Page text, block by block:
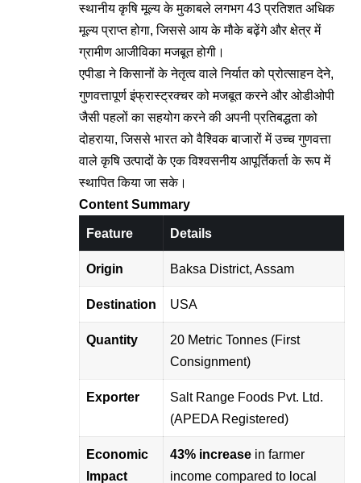
स्थानीय कृषि मूल्य के मुकाबले लगभग 43 प्रतिशत अधिक
मूल्य प्राप्त होगा, जिससे आय के मौके बढ़ेंगे और क्षेत्र में
ग्रामीण आजीविका मजबूत होगी।
एपीडा ने किसानों के नेतृत्व वाले निर्यात को प्रोत्साहन देने,
गुणवत्तापूर्ण इंफ्रास्ट्रक्चर को मजबूत करने और ओडीओपी
जैसी पहलों का सहयोग करने की अपनी प्रतिबद्धता को
दोहराया, जिससे भारत को वैश्विक बाजारों में उच्च गुणवत्ता
वाले कृषि उत्पादों के एक विश्वसनीय आपूर्तिकर्ता के रूप में
स्थापित किया जा सके।
Content Summary
Feature Details
Origin Baksa District, Assam
Destination USA
Quantity
20 Metric Tonnes (First
Consignment)
Exporter
Salt Range Foods Pvt. Ltd.
(APEDA Registered)
Economic
Impact
43% increase in farmer
income compared to local